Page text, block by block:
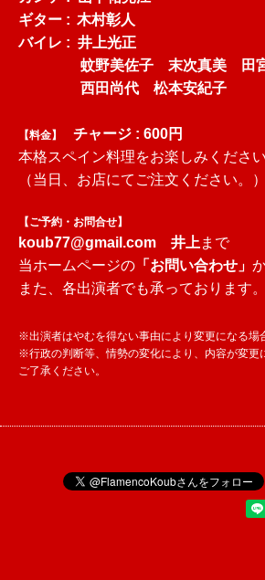
ギター : 木村彰人
バイレ : 井上光正
蚊野美佐子 末次真美
田
西田尚代 松本安紀子
【料金】 チャージ : 600円
本格スペイン料理をお楽しみください
（当日、お店にてご注文ください。）
【ご予約・お問合せ】
koub77@gmail.com 井上まで
当ホームページの 「お問い合わせ」
また、各出演者でも承っております。
※出演者はやむを得ない事由により変更になる場
※行政の判断等、情勢の変化により、内容が変更
ご了承ください。